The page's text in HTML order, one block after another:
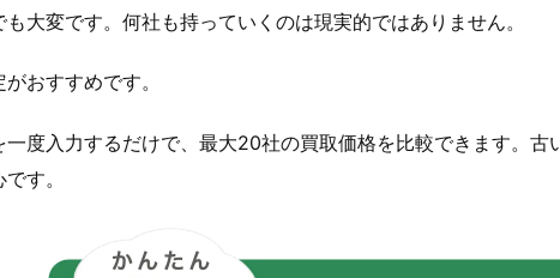
大変です。何社も持っていくのは現実的ではありません。
おすすめです。
一度入力するだけで、最大20社の買取価格を比較できます。
す。